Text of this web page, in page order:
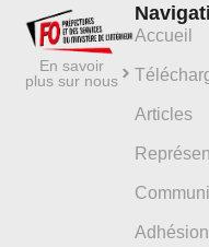
En savoir
plus sur nous
Accueil
Articles
Adhésion